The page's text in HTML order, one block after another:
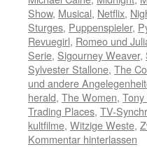
Show, Musical, Netflix,
Sturges, Puppenspieler,
Revuegirl, Romeo und
Serie, Sigourney Weaver,
Sylvester Stallone, The
und andere
herald, The Women,
Trading Places, TV-
kultfilme, Witzige Weste,
Kommentar hinterlassen